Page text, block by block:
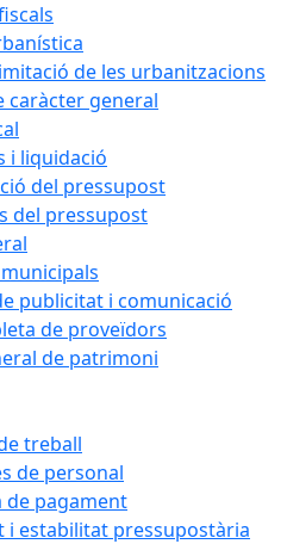
de les urbanitzacions
caràcter general
i liquidació
del pressupost
del pressupost
publicitat i comunicació
de proveïdors
de patrimoni
treball
de personal
de pagament
i estabilitat pressupostària